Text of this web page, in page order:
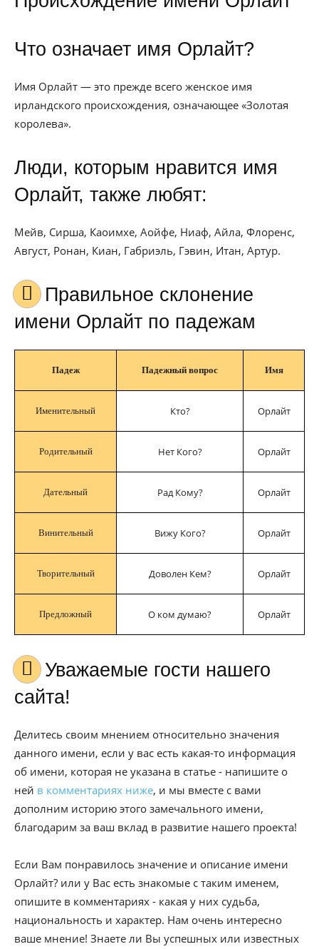
Что означает имя Орлайт?
Имя Орлайт — это прежде всего женское имя
ирландского происхождения, означающее «Золотая
королева».
Люди, которым нравится имя
Орлайт, также любят:
Мейв, Сирша, Каоимхе, Аойфе, Ниаф, Айла, Флоренс,
Август, Ронан, Киан, Габриэль, Гэвин, Итан, Артур.
Правильное склонение
имени Орлайт по падежам
Падеж Падежный вопрос Имя
Именительный Кто? Орлайт
Родительный Нет Кого? Орлайт
Дательный Рад Кому? Орлайт
Винительный Вижу Кого? Орлайт
Творительный Доволен Кем? Орлайт
Предложный О ком думаю? Орлайт
Уважаемые гости нашего
сайта!
Делитесь своим мнением относительно значения
данного имени, если у вас есть какая-то информация
об имени, которая не указана в статье - напишите о
ней в комментариях ниже, и мы вместе с вами
дополним историю этого замечального имени,
благодарим за ваш вклад в развитие нашего проекта!
Если Вам понравилось значение и описание имени
Орлайт? или у Вас есть знакомые с таким именем,
опишите в комментариях - какая у них судьба,
национальность и характер. Нам очень интересно
ваше мнение! Знаете ли Вы успешных или известных